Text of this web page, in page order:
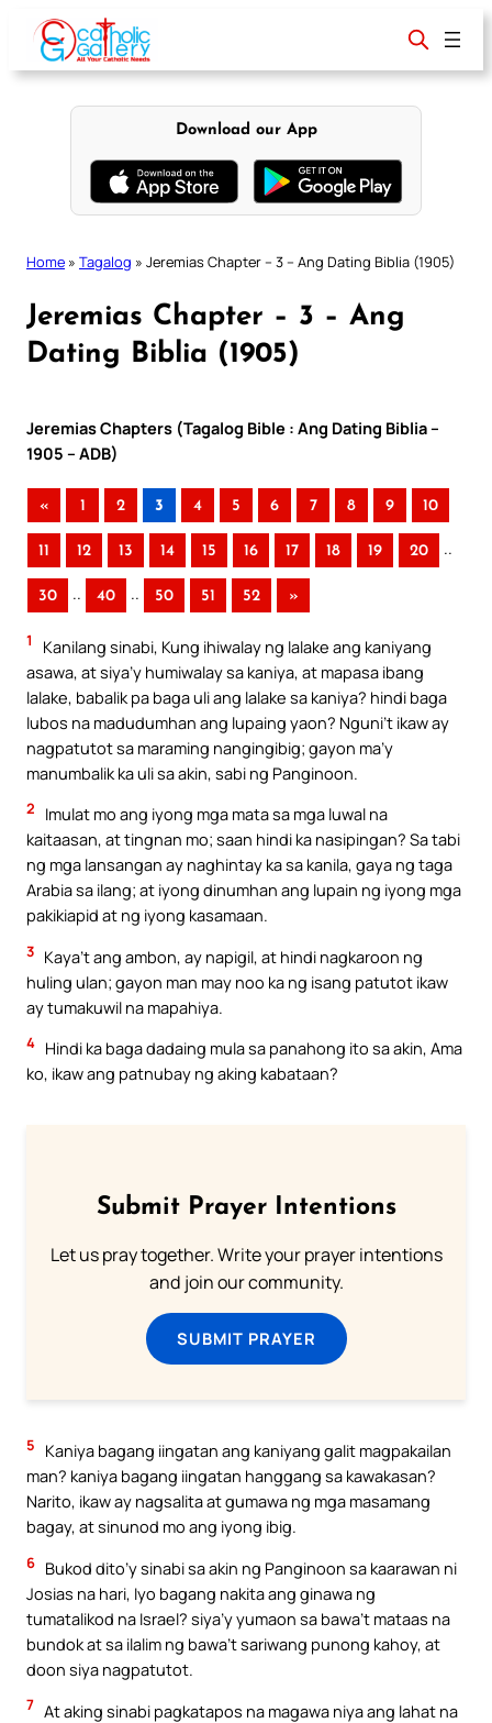
content
Download our App
Home » Tagalog » Jeremias Chapter – 3 – Ang Dating Biblia (1905)
Jeremias Chapter – 3 – Ang
Dating Biblia (1905)
Jeremias Chapters (Tagalog Bible : Ang Dating Biblia –
1905 – ADB)
« 1 2 3 4 5 6 7 8 9 10
11 12 13 14 15 16 17 18 19 20 ..
30 .. 40 .. 50 51 52 »
1
Kanilang sinabi, Kung ihiwalay ng lalake ang kaniyang
asawa, at siya’y humiwalay sa kaniya, at mapasa ibang
lalake, babalik pa baga uli ang lalake sa kaniya? hindi baga
lubos na madudumhan ang lupaing yaon? Nguni’t ikaw ay
nagpatutot sa maraming nangingibig; gayon ma’y
manumbalik ka uli sa akin, sabi ng Panginoon.
2
Imulat mo ang iyong mga mata sa mga luwal na
kaitaasan, at tingnan mo; saan hindi ka nasipingan? Sa tabi
ng mga lansangan ay naghintay ka sa kanila, gaya ng taga
Arabia sa ilang; at iyong dinumhan ang lupain ng iyong mga
pakikiapid at ng iyong kasamaan.
3 Kaya’t ang ambon, ay napigil, at hindi nagkaroon ng
huling ulan; gayon man may noo ka ng isang patutot ikaw
ay tumakuwil na mapahiya.
4 Hindi ka baga dadaing mula sa panahong ito sa akin, Ama
ko, ikaw ang patnubay ng aking kabataan?
Submit Prayer Intentions
Let us pray together. Write your prayer intentions
and join our community.
SUBMIT PRAYER
5
Kaniya bagang iingatan ang kaniyang galit magpakailan
man? kaniya bagang iingatan hanggang sa kawakasan?
Narito, ikaw ay nagsalita at gumawa ng mga masamang
bagay, at sinunod mo ang iyong ibig.
6 Bukod dito’y sinabi sa akin ng Panginoon sa kaarawan ni
Josias na hari, Iyo bagang nakita ang ginawa ng
tumatalikod na Israel? siya’y yumaon sa bawa’t mataas na
bundok at sa ilalim ng bawa’t sariwang punong kahoy, at
doon siya nagpatutot.
7 At aking sinabi pagkatapos na magawa niya ang lahat na